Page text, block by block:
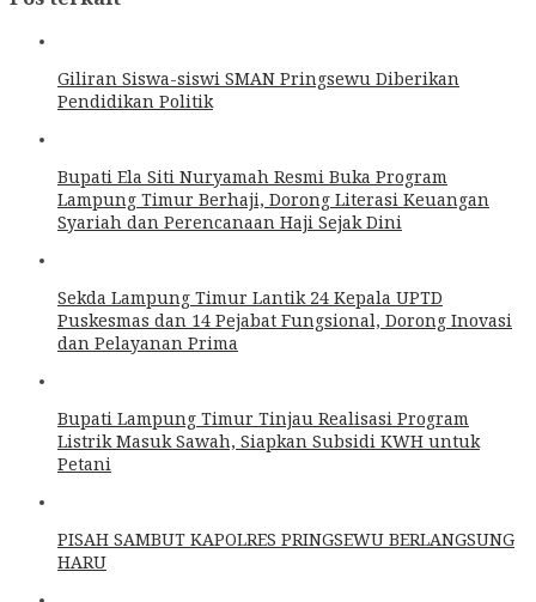
Giliran Siswa-siswi SMAN Pringsewu Diberikan
Pendidikan Politik
Bupati Ela Siti Nuryamah Resmi Buka Program
Lampung Timur Berhaji, Dorong Literasi Keuangan
Syariah dan Perencanaan Haji Sejak Dini
Sekda Lampung Timur Lantik 24 Kepala UPTD
Puskesmas dan 14 Pejabat Fungsional, Dorong Inovasi
dan Pelayanan Prima
Bupati Lampung Timur Tinjau Realisasi Program
Listrik Masuk Sawah, Siapkan Subsidi KWH untuk
Petani
PISAH SAMBUT KAPOLRES PRINGSEWU BERLANGSUNG
HARU